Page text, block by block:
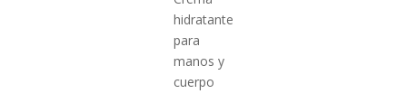
hidratante
para
manos y
cuerpo